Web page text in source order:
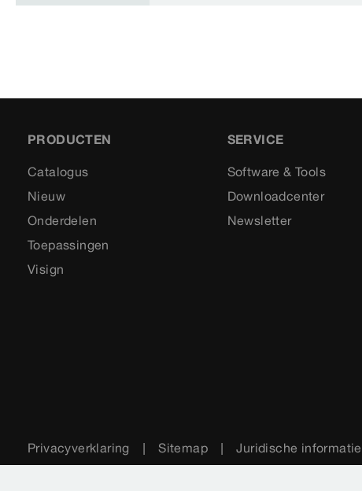
PRODUCTEN
Catalogus
Nieuw
Onderdelen
Toepassingen
Visign
SERVICE
Software & Tools
Downloadcenter
Newsletter
Privacyverklaring Sitemap Juridische informatie